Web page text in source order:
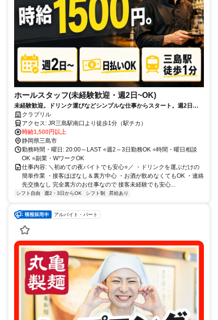
ホールスタッフ(未経験歓迎・週2日~OK)
未経験歓迎。ドリンク運びなどシンプルな仕事からスタート。週2日
～・Wワークも歓迎！高時給1500円。接客少なめだから、夜バイトが初
めての方も安心✨
クラブリル
アクセス: JR三島駅南口より徒歩1分（駅チカ）
時給1,500円以上
静岡県三島市
勤務時間・曜日: 20:00～LAST ⭐週2～3日勤務OK ⭐時間・曜日相談
OK ⭐副業・WワークOK
仕事内容: ＼初めての夜バイトでも安心⭐／ ・ドリンクを運ぶだけの
簡単作業 ・接客ほぼなし＆裏方中心 ・お酒が飲めなくてもOK ・連絡
先交換なし 完全裏方のお仕事なので 接客未経験でも安心...
シフト自由 週2・3日からOK シフト制 昇給あり
アルバイト・パート